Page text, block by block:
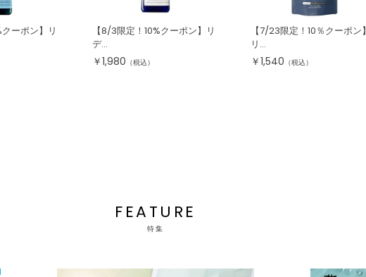
ーポン】リ
【8/3限定！10%クーポン】リ
デ...
￥1,980 （税込）
【7/23限定！10％クーポン】
リ...
￥1,540 （税込）
FEATURE
特集